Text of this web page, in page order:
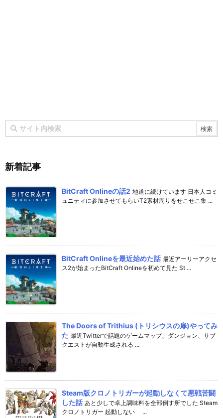
新着記事
BitCraft Onlineの話2 地道に続けています 日本人コミ
ュニティに参加させてもらいT2素材周りをせこせこ集 ...
BitCraft Onlineを最近始めた話 最近アーリーアクセ
ス2が始まったBitCraft Onlineを初めて見た St ...
The Doors of Trithius (トリシウスの扉)やってみ
た 最近Twitterで話題のゲームマップ、ダンジョン、サブ
クエストが自動生成される ...
Steam版クロノトリガーが起動しなくて悪戦苦闘
した話 あと少しで卓上調味料を全部倒す所でした Steam
クロノトリガー 起動しない ...